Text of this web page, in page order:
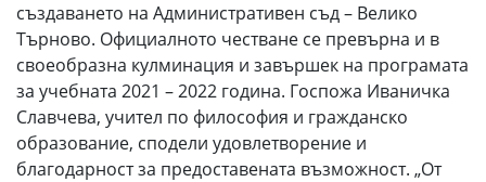
създаването на Административен съд – Велико
Търново. Официалното честване се превърна и в
своеобразна кулминация и завършек на програмата
за учебната 2021 – 2022 година. Госпожа Иваничка
Славчева, учител по философия и гражданско
образование, сподели удовлетворение и
благодарност за предоставената възможност. „От